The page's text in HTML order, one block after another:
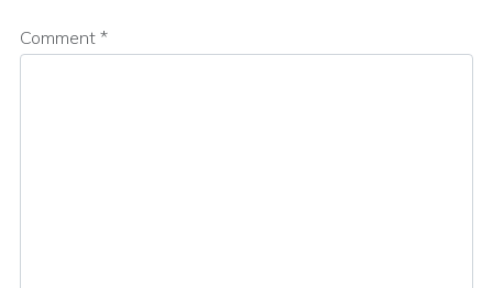
Comment *